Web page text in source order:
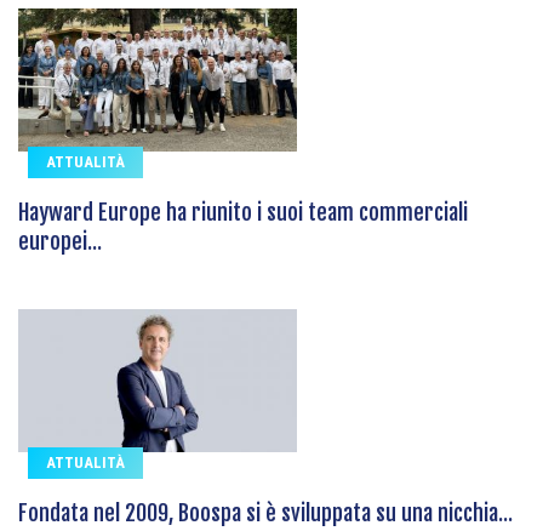
ATTUALITÀ
Hayward Europe ha riunito i suoi team commerciali
europei...
ATTUALITÀ
Fondata nel 2009, Boospa si è sviluppata su una nicchia...